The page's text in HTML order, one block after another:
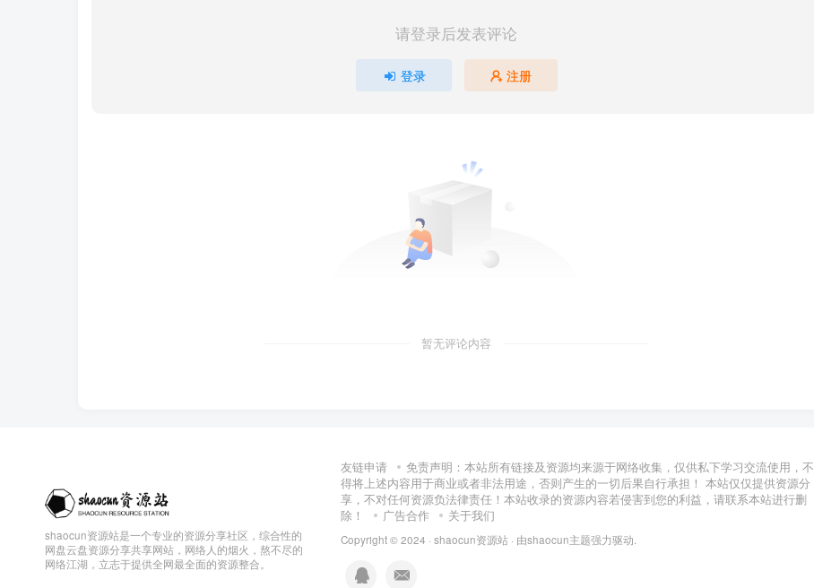
请登录后发表评论
登录 注册
暂无评论内容
shaocun资源站是一个专业的资源分享社区，综合性的
网盘云盘资源分享共享网站，网络人的烟火，熬不尽的
网络江湖，立志于提供全网最全面的资源整合。
友链申请
免责声明：本站所有链接及资源均来源于网络收集，仅供私下学习交流使用，不
得将上述内容用于商业或者非法用途，否则产生的一切后果自行承担！ 本站仅仅提供资源分
享，不对任何资源负法律责任！本站收录的资源内容若侵害到您的利益，请联系本站进行删
除！
广告合作 关于我们
Copyright © 2024 · shaocun资源站 · 由shaocun主题强力驱动.